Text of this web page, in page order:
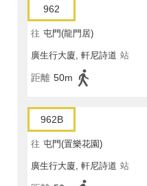
962
往 屯門(龍門居)
廣生行大廈, 軒尼詩道 站
距離 50m
962B
往 屯門(置樂花園)
廣生行大廈, 軒尼詩道 站